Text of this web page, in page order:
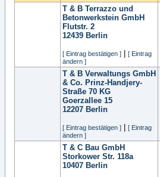
T & B Terrazzo und
Betonwerkstein GmbH
Flutstr. 2
12439 Berlin
[ Eintrag bestätigen ]
[ Eintrag
ändern ]
T & B Verwaltungs GmbH
& Co. Prinz-Handjery-
Straße 70 KG
Goerzallee 15
12207 Berlin
[ Eintrag bestätigen ]
[ Eintrag
ändern ]
T & C Bau GmbH
Storkower Str. 118a
10407 Berlin